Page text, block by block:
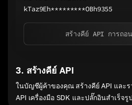
kTaz9Eh*********OBh9355
สร้างคีย์ API การถอ
3. สร้างคีย์ API
ในบัญชีผู้ค้าของคุณ สร้างคีย์ API และร
API เครื่องมือ SDK และปลั๊กอินสำเร็จรูป